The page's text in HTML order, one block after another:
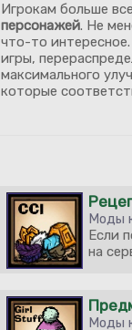
Игрокам больше
персонажей. Не
что-то
игры,
максимального
которые
Моды
Если
на
Моды